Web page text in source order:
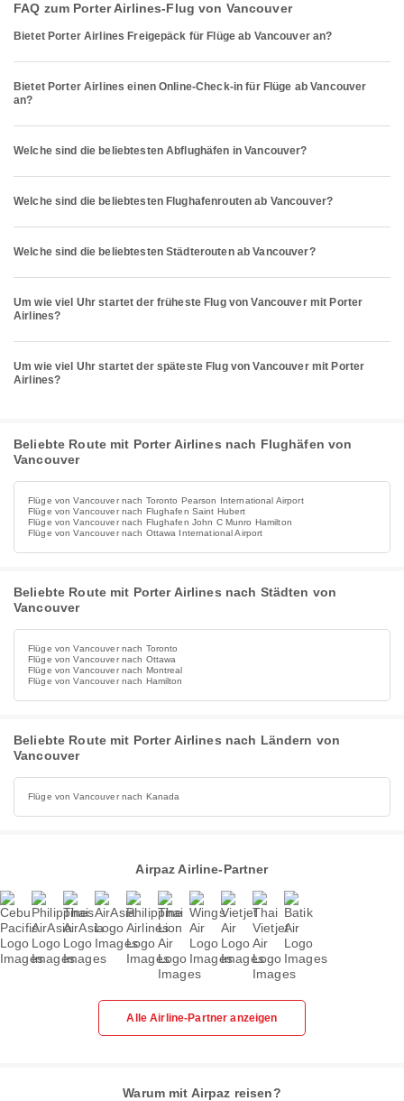
FAQ zum Porter Airlines-Flug von Vancouver
Bietet Porter Airlines Freigepäck für Flüge ab Vancouver an?
Bietet Porter Airlines einen Online-Check-in für Flüge ab Vancouver
an?
Welche sind die beliebtesten Abflughäfen in Vancouver?
Welche sind die beliebtesten Flughafenrouten ab Vancouver?
Welche sind die beliebtesten Städterouten ab Vancouver?
Um wie viel Uhr startet der früheste Flug von Vancouver mit Porter
Airlines?
Um wie viel Uhr startet der späteste Flug von Vancouver mit Porter
Airlines?
Beliebte Route mit Porter Airlines nach Flughäfen von
Vancouver
Flüge von Vancouver nach Toronto Pearson International Airport
Flüge von Vancouver nach Flughafen Saint Hubert
Flüge von Vancouver nach Flughafen John C Munro Hamilton
Flüge von Vancouver nach Ottawa International Airport
Beliebte Route mit Porter Airlines nach Städten von
Vancouver
Flüge von Vancouver nach Toronto
Flüge von Vancouver nach Ottawa
Flüge von Vancouver nach Montreal
Flüge von Vancouver nach Hamilton
Beliebte Route mit Porter Airlines nach Ländern von
Vancouver
Flüge von Vancouver nach Kanada
Airpaz Airline-Partner
Alle Airline-Partner anzeigen
Warum mit Airpaz reisen?